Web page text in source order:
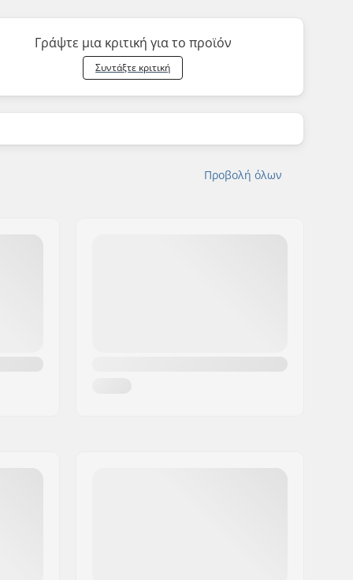
Γράψτε μια κριτική για το προϊόν
Συντάξτε κριτική
Προβολή όλων